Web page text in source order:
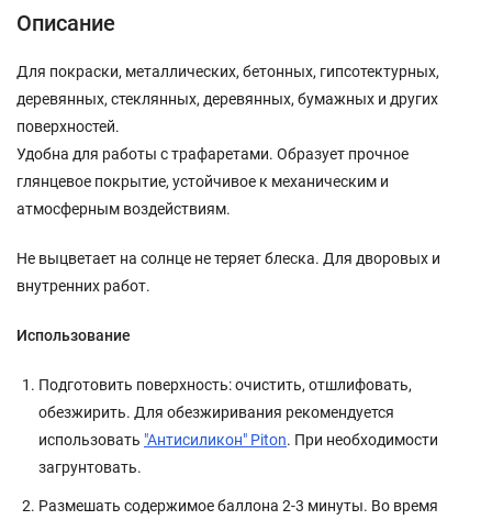
Описание
Для покраски, металлических, бетонных, гипсотектурных,
деревянных, стеклянных, деревянных, бумажных и других
поверхностей.
Удобна для работы с трафаретами. Образует прочное
глянцевое покрытие, устойчивое к механическим и
атмосферным воздействиям.
Не выцветает на солнце не теряет блеска. Для дворовых и
внутренних работ.
Использование
Подготовить поверхность: очистить, отшлифовать,
обезжирить. Для обезжиривания рекомендуется
использовать "Антисиликон" Piton. При необходимости
загрунтовать.
Размешать содержимое баллона 2-3 минуты. Во время